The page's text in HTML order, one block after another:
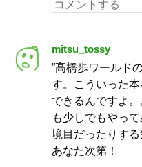
mitsu_tossy
”高橋歩ワールド
す。こういった
できるんですよ
も少しでもやっ
境目だったりす
あなた次第！